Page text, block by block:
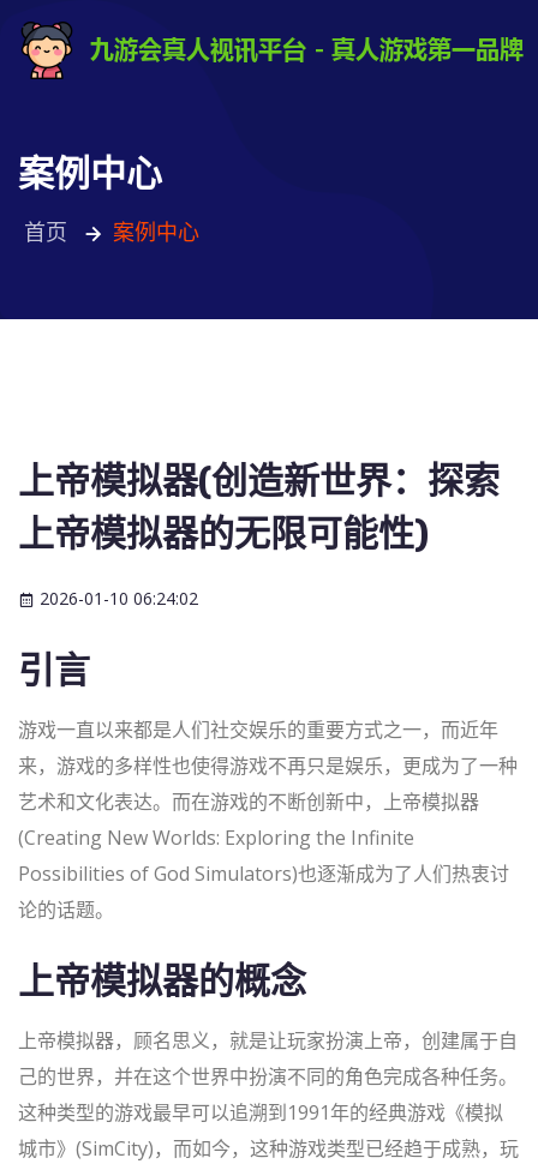
案例中心
首页 案例中心
上帝模拟器(创造新世界：探索
上帝模拟器的无限可能性)
2026-01-10 06:24:02
引言
游戏一直以来都是人们社交娱乐的重要方式之一，而近年
来，游戏的多样性也使得游戏不再只是娱乐，更成为了一种
艺术和文化表达。而在游戏的不断创新中，上帝模拟器
(Creating New Worlds: Exploring the Infinite
Possibilities of God Simulators)也逐渐成为了人们热衷讨
论的话题。
上帝模拟器的概念
上帝模拟器，顾名思义，就是让玩家扮演上帝，创建属于自
己的世界，并在这个世界中扮演不同的角色完成各种任务。
这种类型的游戏最早可以追溯到1991年的经典游戏《模拟
城市》(SimCity)，而如今，这种游戏类型已经趋于成熟，玩